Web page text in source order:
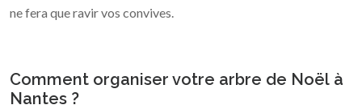
ne fera que ravir vos convives.
Comment organiser votre arbre de Noël à
Nantes ?